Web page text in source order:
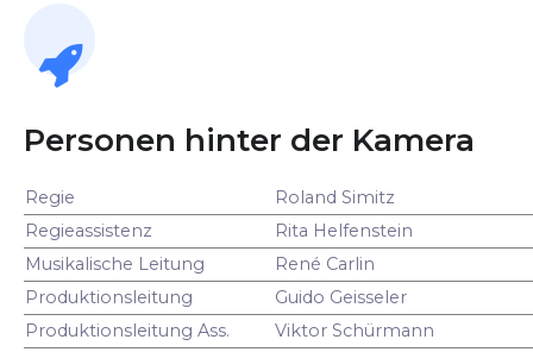
Personen hinter der Kamera
Regie
Roland Simitz
Regieassistenz
Rita Helfenstein
Musikalische Leitung
René Carlin
Produktionsleitung
Guido Geisseler
Produktionsleitung Ass.
Viktor Schürmann